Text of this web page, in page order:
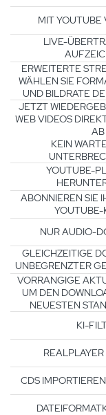
MIT YOUTUBE
LIVE-
ERWEITERTE
WÄHLEN SIE
UND BILDRATE
JETZT
WEB VIDEOS
AB
KEIN
YOUTUBE-
ABONNIEREN SIE
NUR AUDIO-
GLEICHZEITIGE
UNBEGRENZTER
VORRANGIGE
UM DEN
NEUESTEN
KI-
CDS